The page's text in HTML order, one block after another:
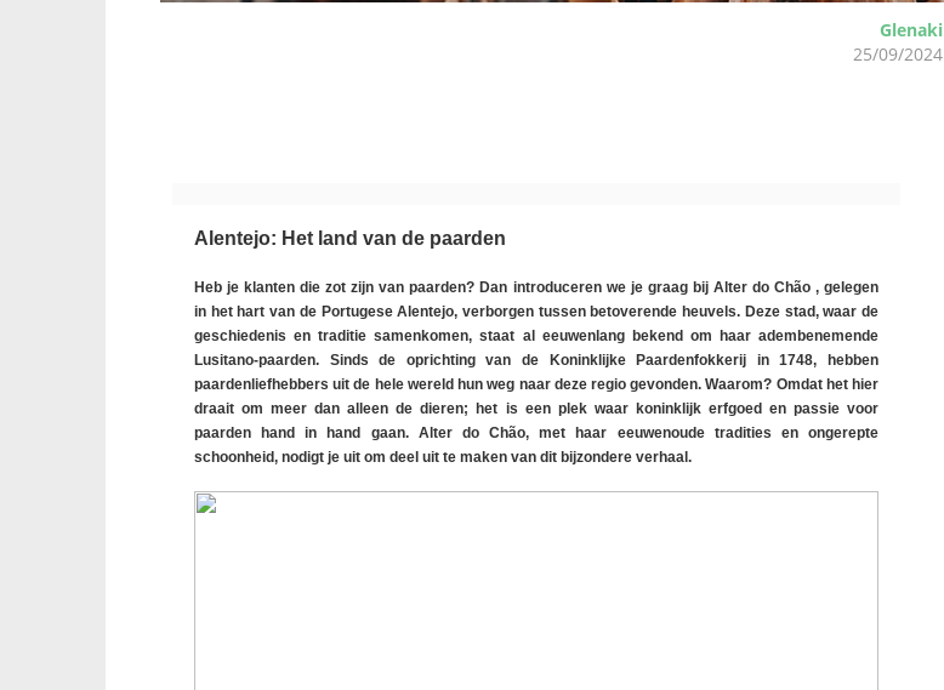
Glenaki
25/09/2024
Alentejo: Het land van de paarden
Heb je klanten die zot zijn van paarden? Dan introduceren we je graag bij Alter do Chão , gelegen
in het hart van de Portugese Alentejo, verborgen tussen betoverende heuvels. Deze stad, waar de
geschiedenis en traditie samenkomen, staat al eeuwenlang bekend om haar adembenemende
Lusitano-paarden. Sinds de oprichting van de Koninklijke Paardenfokkerij in 1748, hebben
paardenliefhebbers uit de hele wereld hun weg naar deze regio gevonden. Waarom? Omdat het hier
draait om meer dan alleen de dieren; het is een plek waar koninklijk erfgoed en passie voor
paarden hand in hand gaan. Alter do Chão, met haar eeuwenoude tradities en ongerepte
schoonheid, nodigt je uit om deel uit te maken van dit bijzondere verhaal.